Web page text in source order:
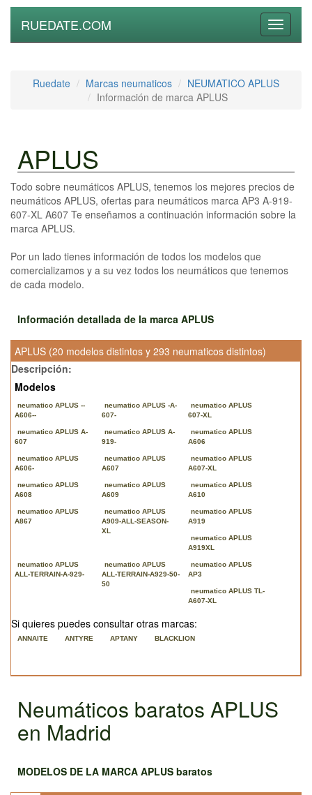
Toggle
RUEDATE.COM
Ruedate Marcas neumaticos
NEUMATICO APLUS
Información de marca APLUS
APLUS
Todo sobre neumáticos APLUS, tenemos los mejores precios de
neumáticos APLUS, ofertas para neumáticos marca AP3 A-919-
607-XL A607 Te enseñamos a continuación información sobre la
marca APLUS.
Por un lado tienes información de todos los modelos que
comercializamos y a su vez todos los neumáticos que tenemos
de cada modelo.
Información detallada de la marca APLUS
APLUS (20 modelos distintos y 293 neumaticos distintos)
Descripción:
Modelos
neumatico APLUS --
A606--
neumatico APLUS -A-
607-
neumatico APLUS
607-XL
neumatico APLUS A-
607
neumatico APLUS A-
919-
neumatico APLUS
A606
neumatico APLUS
A606-
neumatico APLUS
A607
neumatico APLUS
A607-XL
neumatico APLUS
A608
neumatico APLUS
A609
neumatico APLUS
A610
neumatico APLUS
A867
neumatico APLUS
A909-ALL-SEASON-
XL
neumatico APLUS
A919
neumatico APLUS
A919XL
neumatico APLUS
ALL-TERRAIN-A-929-
neumatico APLUS
ALL-TERRAIN-A929-50-
50
neumatico APLUS
AP3
neumatico APLUS TL-
A607-XL
Si quieres puedes consultar otras marcas:
ANNAITE ANTYRE APTANY BLACKLION
Neumáticos baratos APLUS
en Madrid
MODELOS DE LA MARCA APLUS baratos